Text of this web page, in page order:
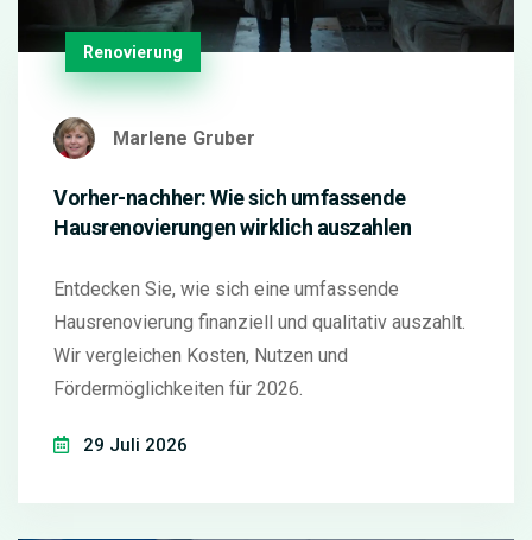
Renovierung
Marlene Gruber
Vorher-nachher: Wie sich umfassende
Hausrenovierungen wirklich auszahlen
Entdecken Sie, wie sich eine umfassende
Hausrenovierung finanziell und qualitativ auszahlt.
Wir vergleichen Kosten, Nutzen und
Fördermöglichkeiten für 2026.
29 Juli 2026